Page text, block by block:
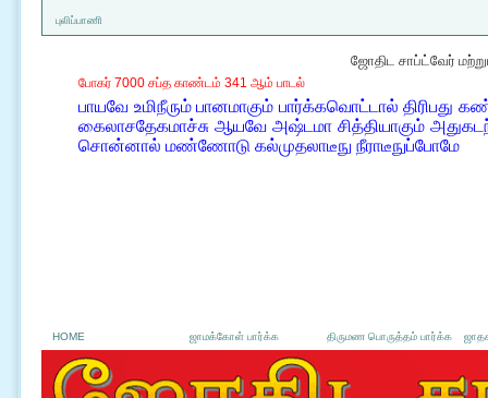
புலிப்பாணி
ஜோதிட சாப்ட்வேர்
போகர் 7000 சப்த காண்டம் 341 ஆம் பாடல்
பாயவே உமிநீரும் பானமாகும் பார்க்கவொட்டால்
கைலாசதேகமாச்சு ஆயவே அஷ்டமா சித்தியாகும்
சொன்னால் மண்ணோடு கல்முதலாடீநு நீராடீநுப்போமே
HOME ஜாமக்கோள் பார்க்க திருமண பொருத்தம் பார்க்க